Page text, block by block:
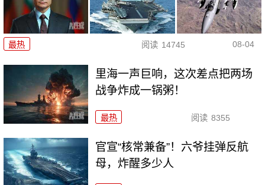
最热 阅读 14745 08-04
里海一声巨响，这次差点把两场
战争炸成一锅粥！
最热 阅读 8355
官宣“核常兼备”！六爷挂弹反航
母，炸醒多少人